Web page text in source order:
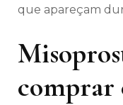
​​que apareçam
comprar